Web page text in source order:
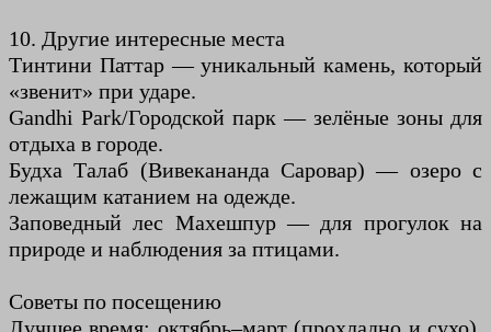
10. Другие интересные места
Тинтини Паттар — уникальный камень, который
«звенит» при ударе.
Gandhi Park/Городской парк — зелёные зоны для
отдыха в городе.
Будха Талаб (Вивекананда Саровар) — озеро с
лежащим катанием на одежде.
Заповедный лес Махешпур — для прогулок на
природе и наблюдения за птицами.
Советы по посещению